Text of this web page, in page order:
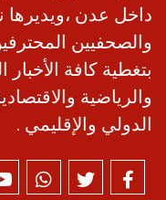
داخل عدن ،ويديرها
والصحفيين
بتغطية كافة الأخبار
والرياضية
الدولي والإقليمي .